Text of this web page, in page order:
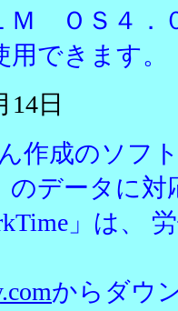
Ｍ ＯＳ４．
用できます。
14日
作成のソフ
のデータに対
」は、
からダウ